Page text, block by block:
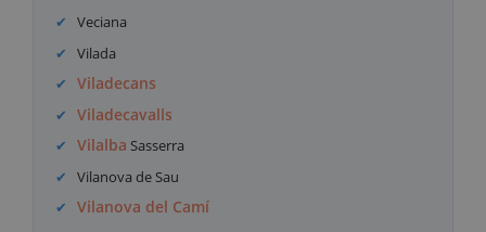
Veciana
Vilada
Viladecans
Viladecavalls
Vilalba Sasserra
Vilanova de Sau
Vilanova del Camí